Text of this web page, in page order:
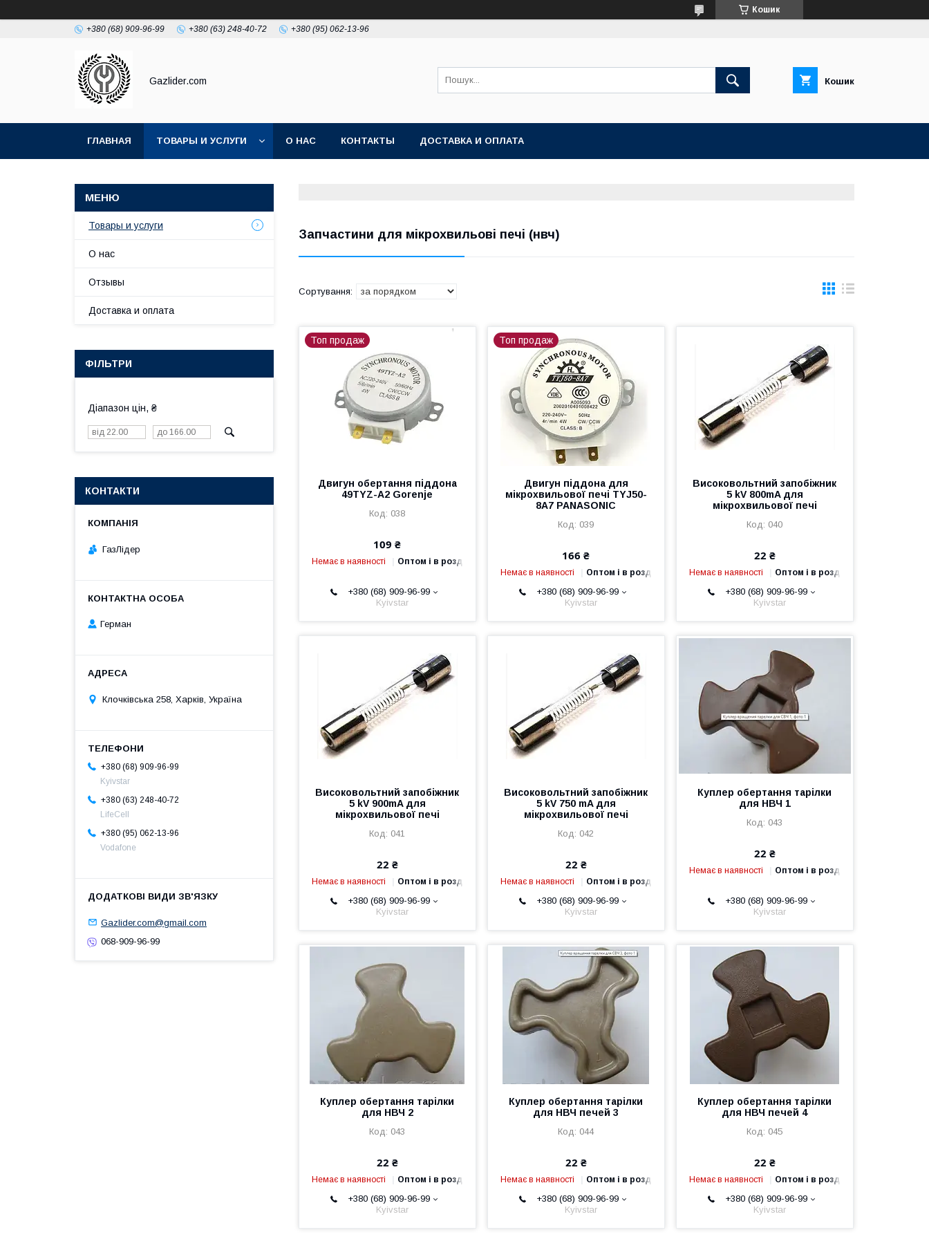
Кошик
+380 (68) 909-96-99 +380 (63) 248-40-72 +380 (95) 062-13-96
Gazlider.com Кошик
ГЛАВНАЯ ТОВАРЫ И УСЛУГИ О НАС КОНТАКТЫ ДОСТАВКА И ОПЛАТА
Запчастини для мікрохвильові печі (нвч)
Топ продаж
Двигун обертання піддона
49TYZ-A2 Gorenje
038
109 ₴
Немає в наявності Оптом і в роздріб
+380 (68) 909-96-99
Kyivstar
Топ продаж
Двигун піддона для
мікрохвильової печі TYJ50-
8A7 PANASONIC
039
166 ₴
Немає в наявності Оптом і в роздріб
+380 (68) 909-96-99
Kyivstar
Високовольтний запобіжник
5 kV 800mA для
мікрохвильової печі
040
22 ₴
Немає в наявності Оптом і в роздріб
+380 (68) 909-96-99
Kyivstar
Високовольтний запобіжник
5 kV 900mA для
мікрохвильової печі
041
22 ₴
Немає в наявності Оптом і в роздріб
+380 (68) 909-96-99
Kyivstar
Високовольтний запобіжник
5 kV 750 mA для
мікрохвильової печі
042
22 ₴
Немає в наявності Оптом і в роздріб
+380 (68) 909-96-99
Kyivstar
Куплер обертання тарілки
для НВЧ 1
043
22 ₴
Немає в наявності Оптом і в роздріб
+380 (68) 909-96-99
Kyivstar
Куплер обертання тарілки
для НВЧ 2
043
22 ₴
Немає в наявності Оптом і в роздріб
+380 (68) 909-96-99
Kyivstar
Куплер обертання тарілки
для НВЧ печей 3
044
22 ₴
Немає в наявності Оптом і в роздріб
+380 (68) 909-96-99
Kyivstar
Куплер обертання тарілки
для НВЧ печей 4
045
22 ₴
Немає в наявності Оптом і в роздріб
+380 (68) 909-96-99
Kyivstar
Товары и услуги
О нас
Отзывы
Доставка и оплата
ФІЛЬТРИ
Діапазон цін, ₴
КОНТАКТИ
ГазЛiдер
Герман
Клочкiвська 258, Харків, Україна
+380 (68) 909-96-99
Kyivstar
+380 (63) 248-40-72
LifeCell
+380 (95) 062-13-96
Vodafone
Gazlider.com@gmail.com
068-909-96-99